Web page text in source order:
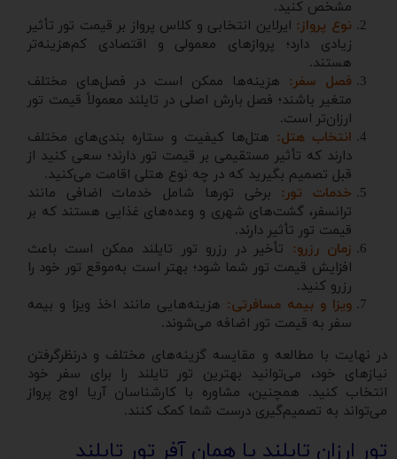
مشخص کنید.
نوع پرواز: ایرلاین انتخابی و کلاس پرواز بر قیمت تور تأثیر
زیادی دارد؛ پروازهای معمولی و اقتصادی کم‌هزینه‌تر
هستند.
فصل سفر: هزینه‌ها ممکن است در فصل‌های مختلف
متغیر باشند؛ فصل بارش اصلی در تایلند معمولاً قیمت تور
ارزان‌تر است.
انتخاب هتل: هتل‌ها کیفیت و ستاره بندی‌های مختلف
دارند که تأثیر مستقیمی بر قیمت تور دارند؛ سعی کنید از
قبل تصمیم بگیرید که در چه نوع هتلی اقامت می‌کنید.
خدمات تور: برخی تورها شامل خدمات اضافی مانند
ترانسفر، گشت‌های شهری و وعده‌های غذایی هستند که بر
قیمت تور تأثیر دارند.
زمان رزرو: تأخیر در رزرو تور تایلند ممکن است باعث
افزایش قیمت تور شما شود؛ بهتر است به‌موقع تور خود را
رزرو کنید.
ویزا و بیمه مسافرتی: هزینه‌هایی مانند اخذ ویزا و بیمه
سفر به قیمت تور اضافه می‌شوند.
در نهایت با مطالعه و مقایسه گزینه‌های مختلف و درنظرگرفتن
نیازهای خود، می‌توانید بهترین تور تایلند را برای سفر خود
انتخاب کنید. همچنین، مشاوره با کارشناسان آریا اوج پرواز
می‌تواند به تصمیم‌گیری درست شما کمک کنند.
تور ارزان تایلند یا همان آفر تور تایلند